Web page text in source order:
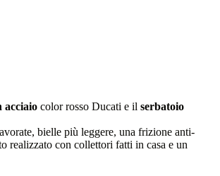
acciaio color rosso Ducati e il serbatoio
bielle più leggere, una frizione anti-
realizzato con collettori fatti in casa e un